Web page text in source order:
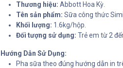
Thương hiệu: Abbott Hoa Kỳ.
Tên sản phẩm: Sữa công thức
Khối lượng: 1.6kg/hộp.
Đối tượng sử dụng: Trẻ em từ 2
Hướng Dẫn Sử Dụng:
Pha sữa theo đúng hướng dẫn in